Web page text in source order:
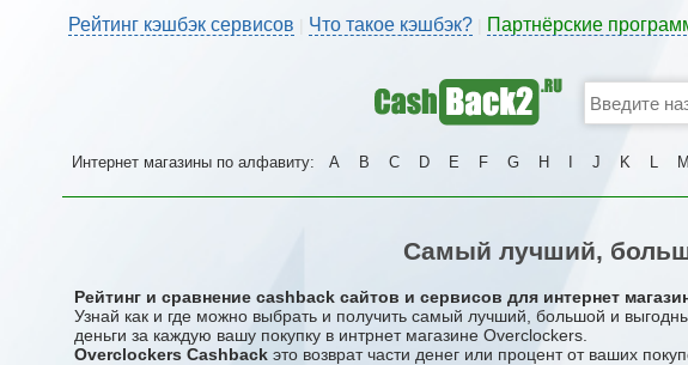
Рейтинг кэшбэк сервисов Что такое кэшбэк? Партнёрские
Интернет магазины по алфавиту: A B C D E F G H J K L M
Самый лучший,
Рейтинг и сравнение cashback сайтов и сервисов для интернет
Узнай как и где можно выбрать и получить самый лучший, большой и
деньги за каждую вашу покупку в интрнет магазине Overclockers.
Overclockers Cashback это возврат части денег или процент от ваших